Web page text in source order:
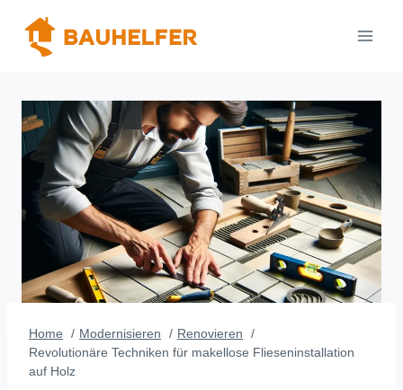
Inhalt
springen
Home Modernisieren
Renovieren
Revolutionäre Techniken für makellose Flieseninstallation
auf Holz